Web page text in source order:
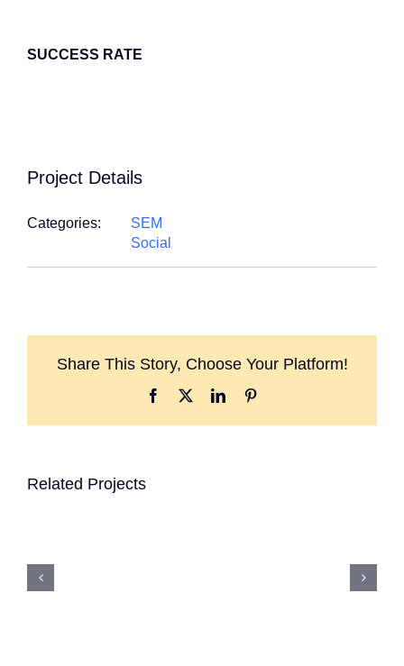
SUCCESS RATE
Project Details
Categories:
SEM
Social
Share This Story, Choose Your Platform!
Facebook LinkedIn
Related Projects